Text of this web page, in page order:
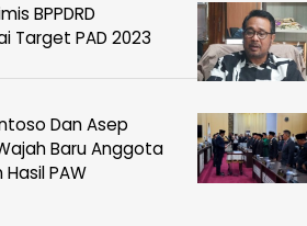
BPPDRD
Target PAD 2023
Dan Asep
Baru Anggota
Hasil PAW